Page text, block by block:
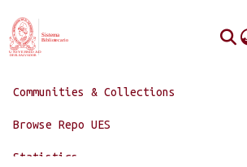
Communities & Collections
Browse Repo UES
Statistics
Home
Vicerrectoría Académica